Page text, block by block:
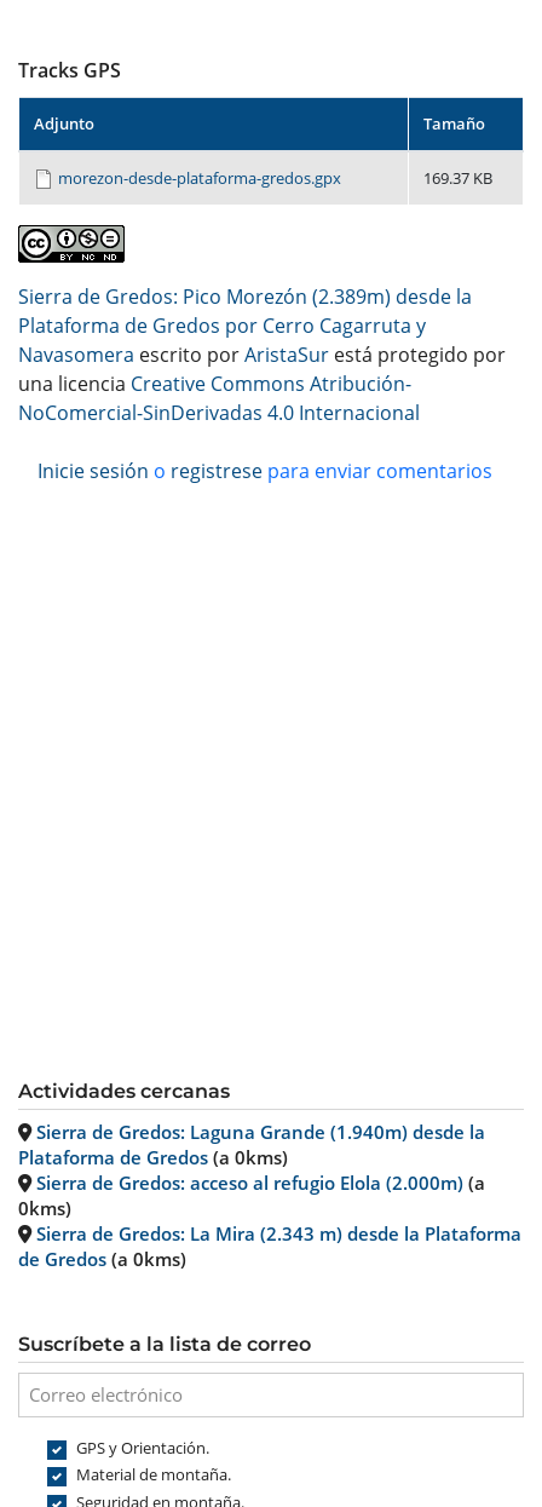
Tracks GPS
Adjunto Tamaño
morezon-desde-plataforma-gredos.gpx 169.37 KB
Sierra de Gredos: Pico Morezón (2.389m) desde la
Plataforma de Gredos por Cerro Cagarruta y
Navasomera escrito porAristaSur está protegido por
una licencia Creative Commons Atribución-
NoComercial-SinDerivadas 4.0 Internacional
Inicie sesión o registrese para enviar comentarios
Actividades cercanas
Sierra de Gredos: Laguna Grande (1.940m) desde la
Plataforma de Gredos (a 0kms)
Sierra de Gredos: acceso al refugio Elola (2.000m) (a
0kms)
Sierra de Gredos: La Mira (2.343 m) desde la Plataforma
de Gredos (a 0kms)
Suscríbete a la lista de correo
GPS y Orientación.
Material de montaña.
Seguridad en montaña.